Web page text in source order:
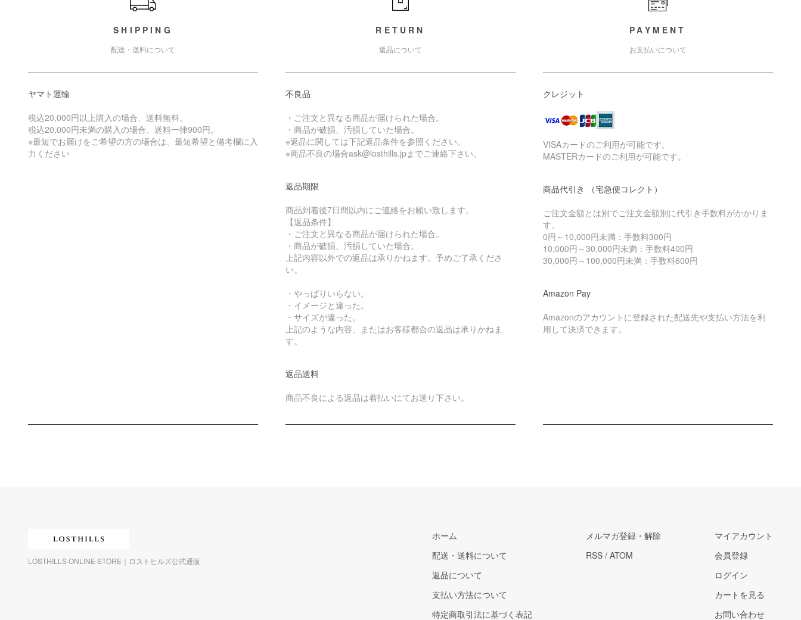
SHIPPING
配送・送料について
ヤマト運輸
税込20,000円以上購入の場合、送料無料。
税込20,000円未満の購入の場合、送料一律900円。
※最短でお届けをご希望の方の場合は、最短希望と備考欄に入
力ください
RETURN
返品について
不良品
・ご注文と異なる商品が届けられた場合。
・商品が破損、汚損していた場合。
※返品に関しては下記返品条件を参照ください。
※商品不良の場合ask@losthills.jpまでご連絡下さい。
返品期限
商品到着後7日間以内にご連絡をお願い致します。
【返品条件】
・ご注文と異なる商品が届けられた場合。
・商品が破損、汚損していた場合。
上記内容以外での返品は承りかねます。予めご了承くださ
い。
・やっぱりいらない。
・イメージと違った。
・サイズが違った。
上記のような内容、またはお客様都合の返品は承りかねま
す。
返品送料
商品不良による返品は着払いにてお送り下さい。
PAYMENT
お支払いについて
クレジット
VISAカードのご利用が可能です。
MASTERカードのご利用が可能です。
商品代引き （宅急便コレクト）
ご注文金額とは別でご注文金額別に代引き手数料がかかりま
す。
0円～10,000円未満：手数料300円
10,000円～30,000円未満：手数料400円
30,000円～100,000円未満：手数料600円
Amazon Pay
Amazonのアカウントに登録された配送先や支払い方法を利
用して決済できます。
LOSTHILLS ONLINE STORE｜ロストヒルズ公式通販
ホーム
配送・送料について
返品について
支払い方法について
特定商取引法に基づく表記
メルマガ登録・解除
RSS / ATOM
マイアカウント
会員登録
ログイン
カートを見る
お問い合わせ